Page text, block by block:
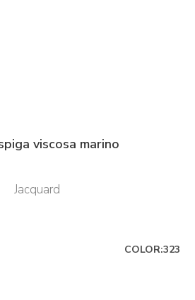
viscosa marino
Jacquard
COLOR:323